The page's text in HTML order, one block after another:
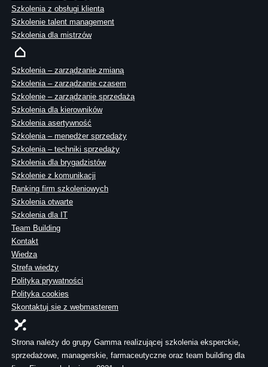
Szkolenia z obsługi klienta
Szkolenie talent management
Szkolenia dla mistrzów
Szkolenia – zarządzanie zmianą
Szkolenia – zarządzanie czasem
Szkolenie – zarządzanie sprzedażą
Szkolenia dla kierowników
Szkolenia asertywność
Szkolenia – menedżer sprzedaży
Szkolenia – techniki sprzedaży
Szkolenia dla brygadzistów
Szkolenie z komunikacji
Ranking firm szkoleniowych
Szkolenia otwarte
Szkolenia dla IT
Team Building
Kontakt
Wiedza
Strefa wiedzy
Polityka prywatności
Polityka cookies
Skontaktuj sie z webmasterem
Strona należy do grupy Gamma realizującej szkolenia eksperckie,
sprzedażowe, managerskie, farmaceutyczne oraz team building dla